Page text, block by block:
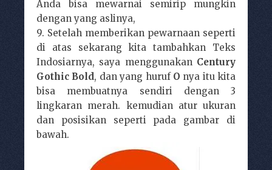
Anda bisa mewarnai semirip mungkin
dengan yang aslinya,
9. Setelah memberikan pewarnaan seperti
di atas sekarang kita tambahkan Teks
Indosiarnya, saya menggunakan Century
Gothic Bold, dan yang huruf O nya itu kita
bisa membuatnya sendiri dengan 3
lingkaran merah. kemudian atur ukuran
dan posisikan seperti pada gambar di
bawah.